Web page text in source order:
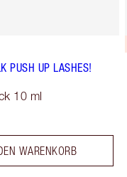
PUSH UP LASHES!
10 ml
WARENKORB